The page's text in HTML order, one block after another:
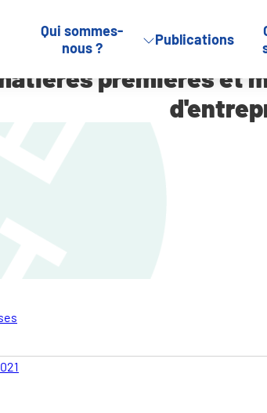
Qui sommes-
nous ?
Publications
Loir-et-Cher : matières premières et
premières et